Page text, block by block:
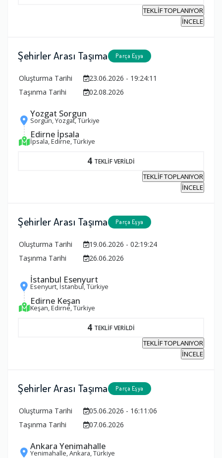
TEKLİF TOPLANIYOR
İNCELE
Şehirler Arası Taşıma Parça Eşya
Oluşturma Tarihi
23.06.2026 - 19:24:11
Taşınma Tarihi
02.08.2026
Yozgat Sorgun
Sorgun, Yozgat, Türkiye
Edirne İpsala
İpsala, Edirne, Türkiye
4 TEKLİF VERİLDİ
TEKLİF TOPLANIYOR
İNCELE
Şehirler Arası Taşıma Parça Eşya
Oluşturma Tarihi
19.06.2026 - 02:19:24
Taşınma Tarihi
26.06.2026
İstanbul Esenyurt
Esenyurt, İstanbul, Türkiye
Edirne Keşan
Keşan, Edirne, Türkiye
4 TEKLİF VERİLDİ
TEKLİF TOPLANIYOR
İNCELE
Şehirler Arası Taşıma Parça Eşya
Oluşturma Tarihi
05.06.2026 - 16:11:06
Taşınma Tarihi
07.06.2026
Ankara Yenimahalle
Yenimahalle, Ankara, Türkiye